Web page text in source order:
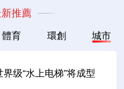
推薦
體育 環創 城市
界级“水上电梯”将成型